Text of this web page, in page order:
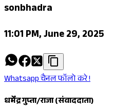
sonbhadra
11:01 PM, June 29, 2025
Whatsapp चैनल फॉलो करे !
धर्मेंद्र गुप्ता/राजा (संवाददाता)